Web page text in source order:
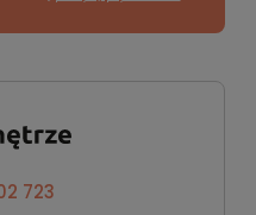
723